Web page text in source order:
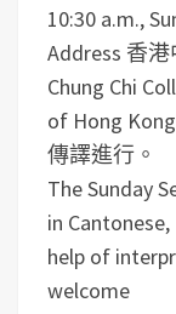
10:30 a.m.,
Address 香
Chung Chi
of Hong Kong
傳譯進行。
The Sunday
in
help of
welcome